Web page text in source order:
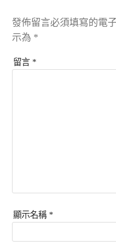
發佈留言必須填寫的電
示為 *
留言 *
顯示名稱 *